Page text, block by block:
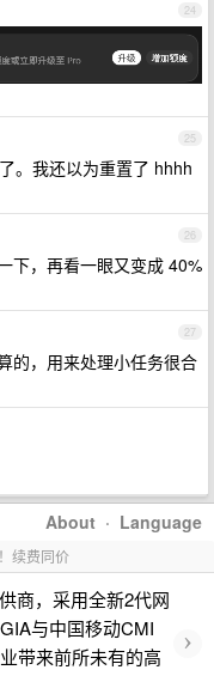
24
25
。我还以为重置了 hhhh
26
下，再看一眼又变成 40%
27
的，用来处理小任务很合
About · Language
续费同价
商，采用全新2代网
与中国移动CMI
带来前所未有的高
›